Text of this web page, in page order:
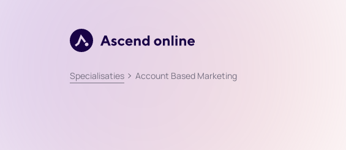
Specialisaties Account Based Marketing